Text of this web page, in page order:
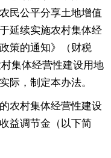
民公平分享土地增值
延续实施农村集体经
策的通知》（财税
集体经营性建设用地
际，制定本办法。
村集体经营性建设
益调节金（以下简